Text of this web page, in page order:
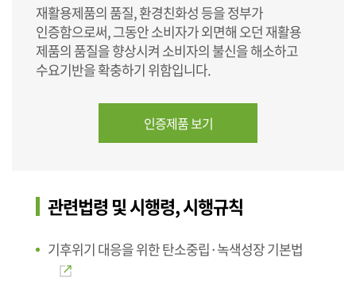
재활용제품의 품질, 환경친화성 등을 정부가
인증함으로써, 그동안 소비자가 외면해 오던 재활용
제품의 품질을 향상시켜 소비자의 불신을 해소하고
수요기반을 확충하기 위함입니다.
인증제품 보기
관련법령 및 시행령, 시행규칙
기후위기 대응을 위한 탄소중립·녹색성장 기본법